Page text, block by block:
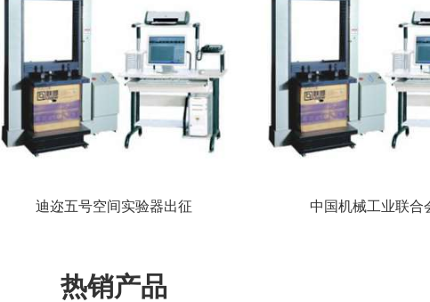
迪迩五号空间实验器出征 中国机械工业联合
热销产品